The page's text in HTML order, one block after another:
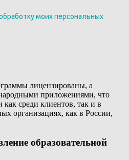
лицензированы, а
приложениями, что
среди клиентов, так и в
организациях, как в России,
образовательной